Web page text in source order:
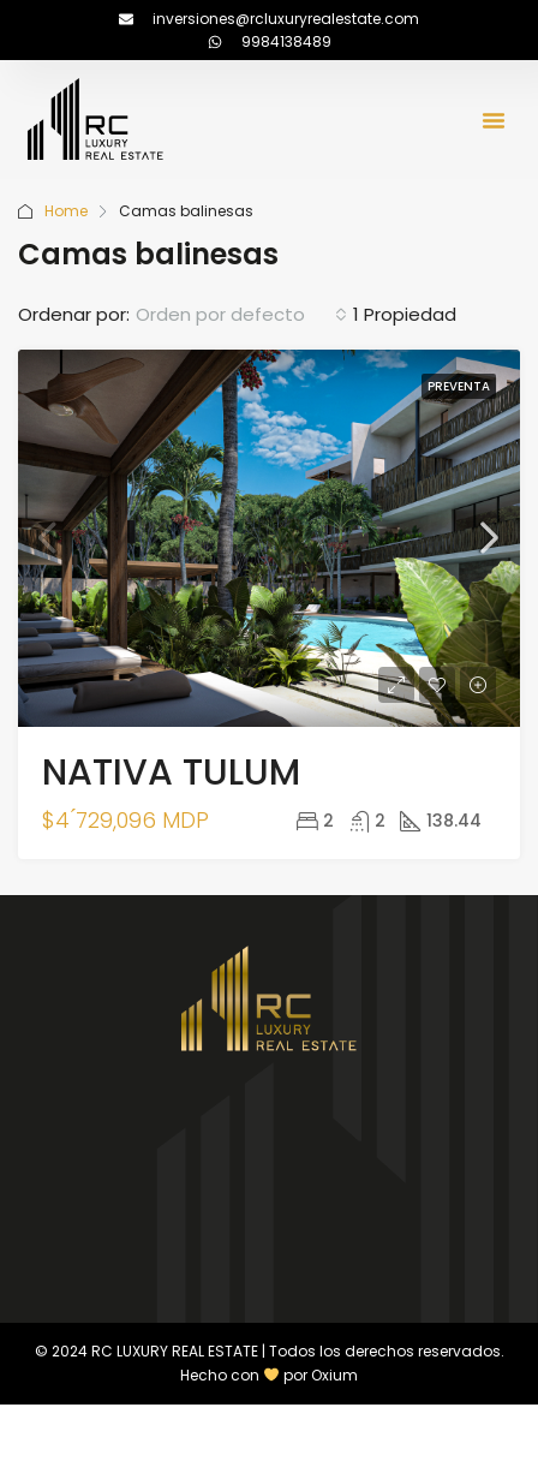
inversiones@rcluxuryrealestate.com
9984138489
Home Camas balinesas
Camas balinesas
1 Propiedad
Ordenar por: Orden por defecto
PREVENTA
NATIVA TULUM
$4 ́729,096 MDP 2 2 138.44
© 2024 RC LUXURY REAL ESTATE | Todos los derechos reservados.
Hecho con
porOxium